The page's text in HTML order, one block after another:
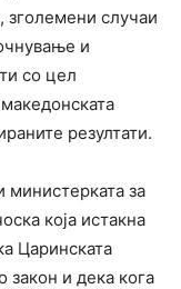
зголемени случаи
и
со цел
резултати.
за
која истакна
Царинската
закон и дека кога